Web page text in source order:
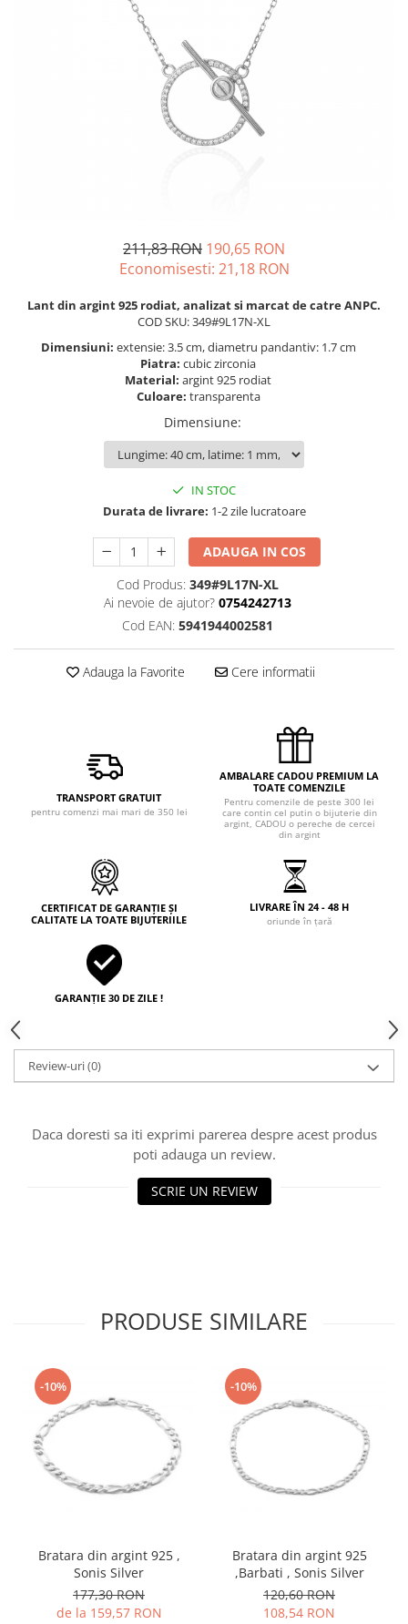
211,83 RON 190,65 RON
Economisesti: 21,18 RON
Lant din argint 925 rodiat, analizat si marcat de catre ANPC.
COD SKU: 349#9L17N-XL
Dimensiuni: extensie: 3.5 cm, diametru pandantiv: 1.7 cm
Piatra: cubic zirconia
Material: argint 925 rodiat
Culoare: transparenta
Dimensiune:
IN STOC
Durata de livrare: 1-2 zile lucratoare
ADAUGA IN COS
Cod Produs: 349#9L17N-XL
Ai nevoie de ajutor? 0754242713
Cod EAN: 5941944002581
Adauga la Favorite Cere informatii
TRANSPORT GRATUIT
pentru comenzi mai mari de 350 lei
AMBALARE CADOU PREMIUM LA
TOATE COMENZILE
Pentru comenzile de peste 300 lei
care contin cel putin o bijuterie din
argint, CADOU o pereche de cercei
din argint
CERTIFICAT DE GARANȚIE ȘI
CALITATE LA TOATE BIJUTERIILE
LIVRARE ÎN 24 - 48 H
oriunde în țară
GARANȚIE 30 DE ZILE !
Review-uri(0)
Daca doresti sa iti exprimi parerea despre acest produs
poti adauga un review.
SCRIE UN REVIEW
PRODUSE SIMILARE
-10%
Bratara din argint 925 ,
Sonis Silver
177,30 RON
de la 159,57 RON
-10%
Bratara din argint 925
,Barbati , Sonis Silver
120,60 RON
108,54 RON